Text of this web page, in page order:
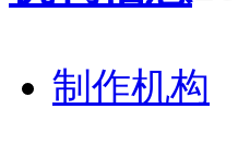
制作机构